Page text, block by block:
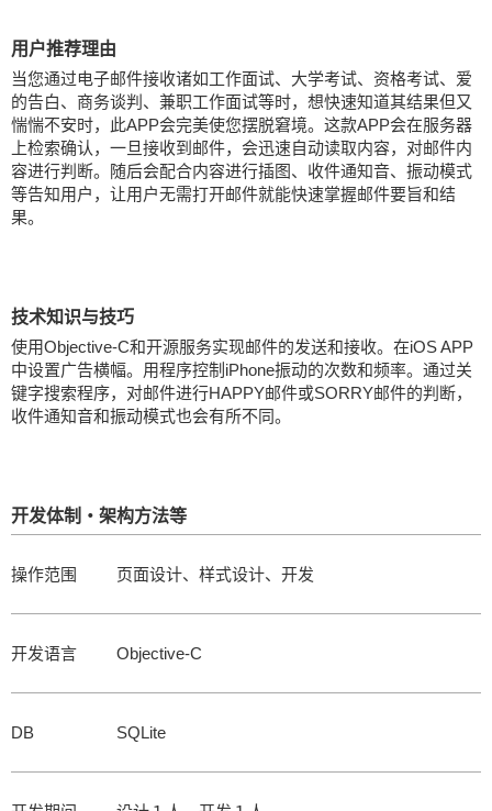
用户推荐理由
当您通过电子邮件接收诸如工作面试、大学考试、资格考试、爱
的告白、商务谈判、兼职工作面试等时，想快速知道其结果但又
惴惴不安时，此APP会完美使您摆脱窘境。这款APP会在服务器
上检索确认，一旦接收到邮件，会迅速自动读取内容，对邮件内
容进行判断。随后会配合内容进行插图、收件通知音、振动模式
等告知用户，让用户无需打开邮件就能快速掌握邮件要旨和结
果。
技术知识与技巧
使用Objective-C和开源服务实现邮件的发送和接收。在iOS APP
中设置广告横幅。用程序控制iPhone振动的次数和频率。通过关
键字搜索程序，对邮件进行HAPPY邮件或SORRY邮件的判断，
收件通知音和振动模式也会有所不同。
开发体制・架构方法等
操作范围 页面设计、样式设计、开发
开发语言 Objective-C
DB SQLite